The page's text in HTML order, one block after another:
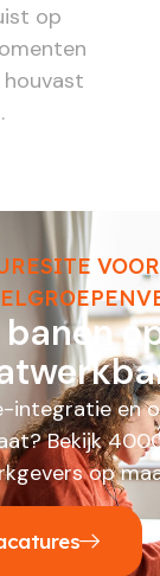
op
integratie en
Bekijk
op